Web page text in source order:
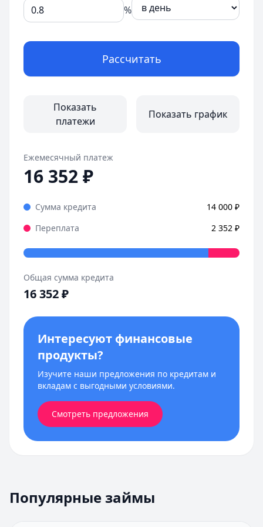
%
Рассчитать
Показать
платежи
Показать график
Ежемесячный платеж
16 352₽
Сумма кредита 14 000 ₽
Переплата
2 352 ₽
Общая сумма кредита
16 352₽
Интересуют финансовые
продукты?
Изучите наши предложения по кредитам и
вкладам с выгодными условиями.
Смотреть предложения
Популярные займы